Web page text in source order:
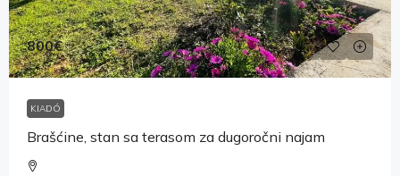
800€
KIADÓ
Brašćine, stan sa terasom za dugoročni najam